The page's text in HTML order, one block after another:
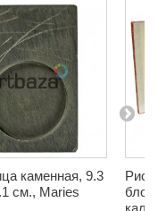
каменная, 9.3
см., Maries